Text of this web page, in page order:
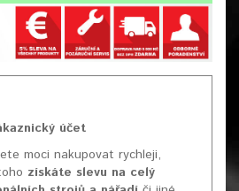
účet
moci nakupovat rychleji,
získáte slevu na celý